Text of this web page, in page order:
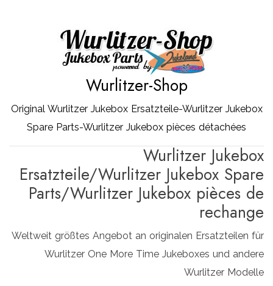
Wurlitzer-Shop
Original Wurlitzer Jukebox Ersatzteile-Wurlitzer Jukebox
Spare Parts-Wurlitzer Jukebox pièces détachées
Wurlitzer Jukebox
Ersatzteile/Wurlitzer Jukebox Spare
Parts/Wurlitzer Jukebox pièces de
rechange
Weltweit größtes Angebot an originalen Ersatzteilen für
Wurlitzer One More Time Jukeboxes und andere
Wurlitzer Modelle